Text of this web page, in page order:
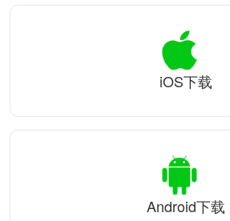
iOS下载
Android下载